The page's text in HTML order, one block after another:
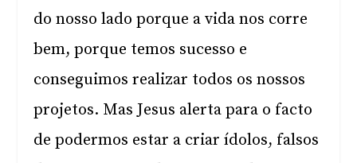
do nosso lado porque a vida nos corre
bem, porque temos sucesso e
conseguimos realizar todos os nossos
projetos. Mas Jesus alerta para o facto
de podermos estar a criar ídolos, falsos